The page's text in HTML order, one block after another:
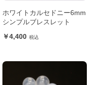
ホワイトカルセドニー6mm
シンプルブレスレット
4,400